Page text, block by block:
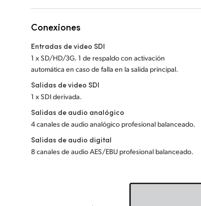
Conexiones
Entradas de video SDI
1 x SD/HD/3G. 1 de respaldo con activación
automática en caso de falla en la salida principal.
Salidas de video SDI
1 x SDI derivada.
Salidas de audio analógico
4 canales de audio analógico profesional balanceado.
Salidas de audio digital
8 canales de audio AES/EBU profesional balanceado.